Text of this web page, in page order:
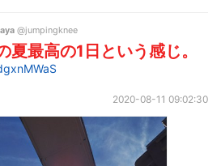
@jumpingknee
夏最高の1日という感じ。
2020-08-11 09:02:30